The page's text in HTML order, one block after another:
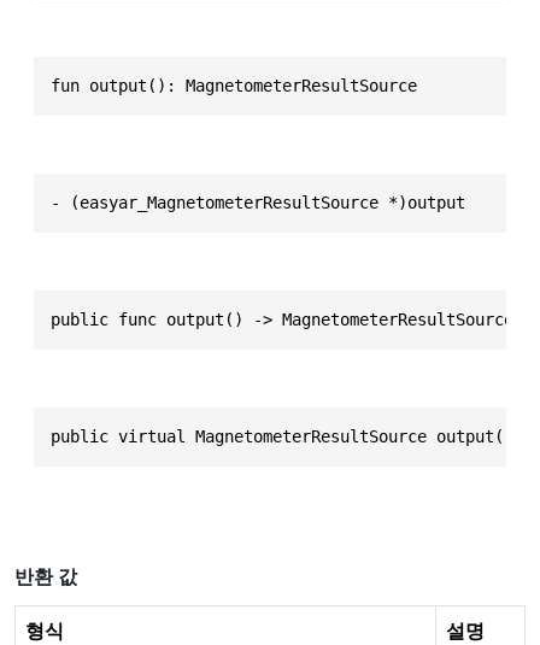
fun output(): MagnetometerResultSource
- (easyar_MagnetometerResultSource *)output
public func output() -> MagnetometerResultSource
public virtual MagnetometerResultSource output()
반환 값
형식
설명